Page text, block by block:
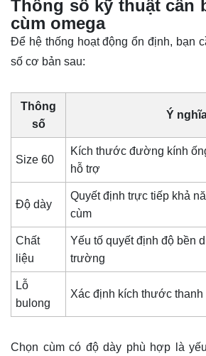
Thông số kỹ thuật cần
cùm omega
Để hệ thống hoạt động ổn định, bạn
số cơ bản sau:
Thông
số
Ý
Size 60
Kích thước đường kính
hỗ trợ
Độ dày
Quyết định trực tiếp khả
cùm
Chất
liệu
Yếu tố quyết định độ bền
trường
Lỗ
bulong
Xác định kích thước
Chọn cùm có độ dày phù hợp là